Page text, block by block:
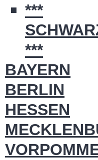
***
***
BAYERN
BERLIN
HESSEN